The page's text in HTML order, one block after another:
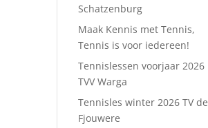
Schatzenburg
Maak Kennis met Tennis,
Tennis is voor iedereen!
Tennislessen voorjaar 2026
TVV Warga
Tennisles winter 2026 TV de
Fjouwere